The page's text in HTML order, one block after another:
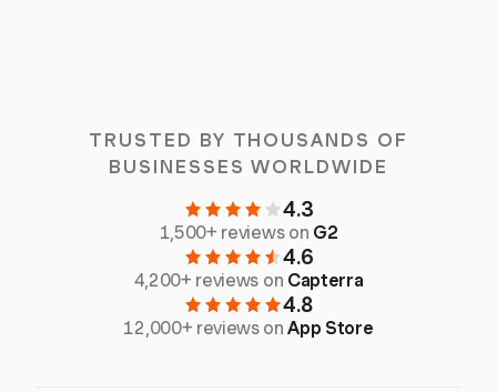
TRUSTED BY THOUSANDS OF
BUSINESSES WORLDWIDE
4.3
1,500+ reviews on G2
4.6
4,200+ reviews on Capterra
4.8
12,000+ reviews onApp Store